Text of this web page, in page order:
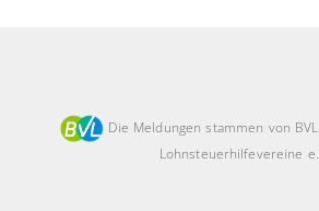
Die Meldungen stammen von
Lohnsteuerhilfevereine